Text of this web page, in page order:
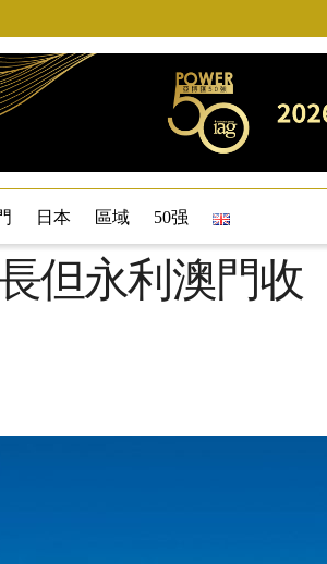
日本 區域 50强
但永利澳門收